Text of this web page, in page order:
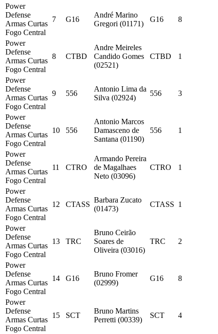
Power
Defense
Armas Curtas
Fogo Central
7 G16
André Marino
Gregori (01171)
G16 8
Power
Defense
Armas Curtas
Fogo Central
8 CTBD
Andre Meireles
Candido Gomes
(02521)
CTBD 1
Power
Defense
Armas Curtas
Fogo Central
9 556
Antonio Lima da
Silva (02924)
556 3
Power
Defense
Armas Curtas
Fogo Central
10 556
Antonio Marcos
Damasceno de
Santana (01190)
556 1
Power
Defense
Armas Curtas
Fogo Central
11 CTRO
Armando Pereira
de Magalhaes
Neto (03096)
CTRO 1
Power
Defense
Armas Curtas
Fogo Central
12 CTASS
Barbara Zucato
(01473)
CTASS 1
Power
Defense
Armas Curtas
Fogo Central
13 TRC
Bruno Ceirão
Soares de
Oliveira (03016)
TRC 2
Power
Defense
Armas Curtas
Fogo Central
14 G16
Bruno Fromer
(02999)
G16 8
Power
Defense
Armas Curtas
Fogo Central
15 SCT
Bruno Martins
Perretti (00339)
SCT 4